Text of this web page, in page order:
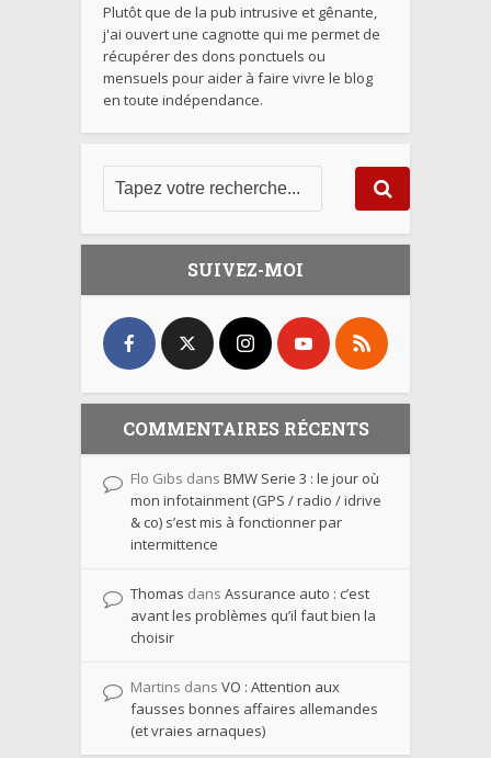
Plutôt que de la pub intrusive et gênante,
j'ai ouvert une cagnotte qui me permet de
récupérer des dons ponctuels ou
mensuels pour aider à faire vivre le blog
en toute indépendance.
SUIVEZ-MOI
COMMENTAIRES RÉCENTS
Flo Gibs dans BMW Serie 3 : le jour où
mon infotainment (GPS / radio / idrive
& co) s’est mis à fonctionner par
intermittence
Thomas dans Assurance auto : c’est
avant les problèmes qu’il faut bien la
choisir
Martins dans VO : Attention aux
fausses bonnes affaires allemandes
(et vraies arnaques)